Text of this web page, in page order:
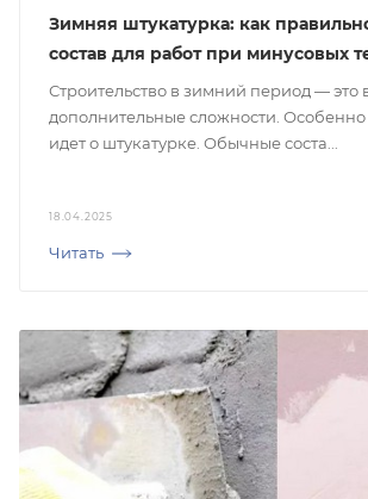
18.04.2025
Читать
Зимняя штукатурка: как
состав для работ при минусовых
Строительство в зимний период — это
дополнительные сложности. Особенно
идет о штукатурке. Обычные соста...